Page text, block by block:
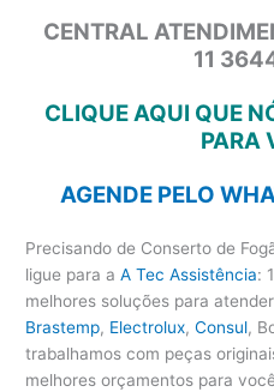
CENTRAL
11
CLIQUE AQUI QUE
PARA
AGENDE PELO
Precisando de Conserto de
ligue para aA Tec Assistência:
melhores soluções para
Brastemp, Electrolux,Consul,
trabalhamos com peças
melhores orçamentos para